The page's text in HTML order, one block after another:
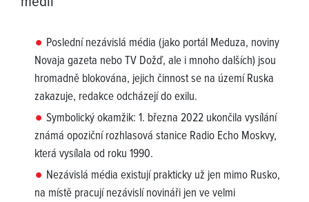
Poslední nezávislá média (jako portál Meduza, noviny
Novaja gazeta nebo TV Dožď, ale i mnoho dalších) jsou
hromadně blokována, jejich činnost se na území Ruska
zakazuje, redakce odcházejí do exilu.
Symbolický okamžik: 1. března 2022 ukončila vysílání
známá opoziční rozhlasová stanice Radio Echo Moskvy,
která vysílala od roku 1990.
Nezávislá média existují prakticky už jen mimo Rusko,
na místě pracují nezávislí novináři jen ve velmi